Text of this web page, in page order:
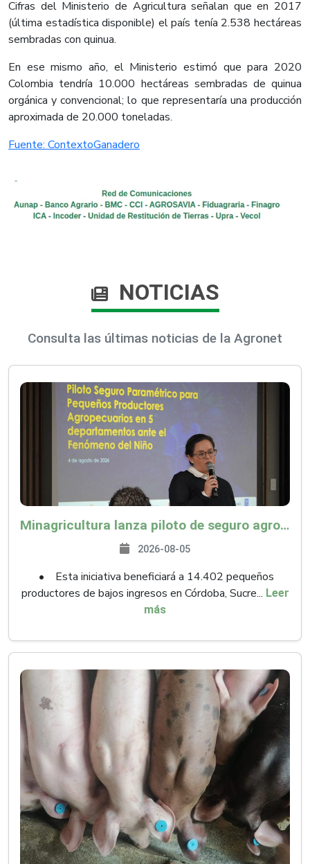
Cifras del Ministerio de Agricultura señalan que en 2017
(última estadística disponible) el país tenía 2.538 hectáreas
sembradas con quinua.
En ese mismo año, el Ministerio estimó que para 2020
Colombia tendría 10.000 hectáreas sembradas de quinua
orgánica y convencional; lo que representaría una producción
aproximada de 20.000 toneladas.
Fuente: ContextoGanadero
NOTICIAS
Consulta las últimas noticias de la Agronet
Minagricultura lanza piloto de seguro agropecuario por $9.625 millones para proteger a más de 14.000 pequeños productores contra riesgos del Fenómeno de El Niño
2026-08-05
• Esta iniciativa beneficiará a 14.402 pequeños
productores de bajos ingresos en Córdoba, Sucre... Leer
más